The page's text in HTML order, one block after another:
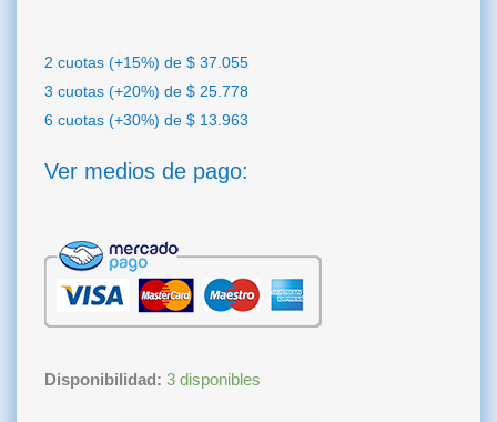
2 cuotas (+15%) de $ 37.055
3 cuotas (+20%) de $ 25.778
6 cuotas (+30%) de $ 13.963
Ver medios de pago:
Disponibilidad: 3 disponibles
Cemento